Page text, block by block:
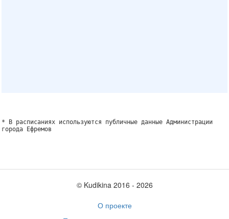
* В расписаниях используются публичные данные Администрации
города Ефремов
© Kudikina 2016 ‐ 2026
О проекте